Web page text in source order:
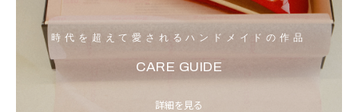
時代を超えて愛されるハンドメイドの作品
CARE GUIDE
詳細を見る